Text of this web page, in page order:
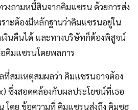
งถามหนี้สินจากคิมแซรน ด้วยการส่ง
าะต้องมีหลักฐานว่าคิมแซรนอยู่ใน
งินคืนได้ และทางบริษัทก็ต้องพิสูจน์
คิมแซรนโดยพลการ
ที่สมเหตุสมผลว่า คิมแซรนอาจต้อง
ซึ่งสอดคล้องกับผลประโยชน์ที่เธอ
โดย ข้อความที่ คิมแซรนส่งถึง คิมซูฮ